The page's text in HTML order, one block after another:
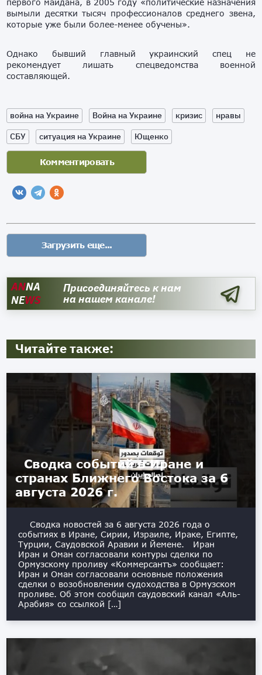
вымыли десятки тысяч профессионалов среднего звена,
которые уже были более-менее обучены».
Однако бывший главный украинский спец не
рекомендует лишать спецведомства военной
составляющей.
война на Украине Война на Украине кризис
нравы
СБУ
ситуация на Украине Ющенко
ANNA
NEWS
Присоединяйтесь к нам
на нашем канале!
Читайте также:
Сводка событий в Иране и
странах Ближнего Востока за 6
августа 2026 г.
Сводка новостей за 6 августа 2026 года о
событиях в Иране, Сирии, Израиле, Ираке, Египте,
Турции, Саудовской Аравии и Йемене. Иран
Иран и Оман согласовали контуры сделки по
Ормузскому проливу «Коммерсантъ» сообщает:
Иран и Оман согласовали основные положения
сделки о возобновлении судоходства в Ормузском
проливе. Об этом сообщил саудовский канал «Аль-
Арабия» со ссылкой […]